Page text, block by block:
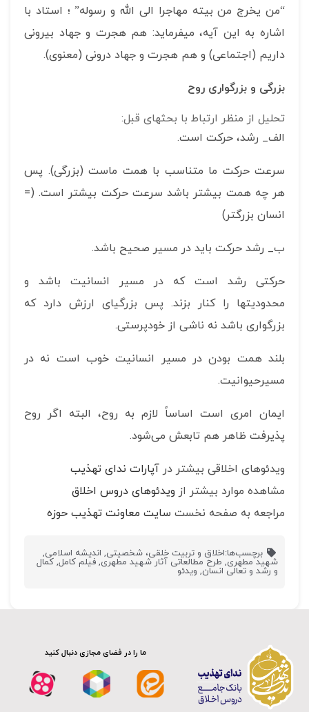
“من یخرج من بیته مهاجرا الی الله و رسوله” ؛ استاد با
اشاره به این آیه، می‎فرماید: هم هجرت و جهاد بیرونی
داریم (اجتماعی) و هم هجرت و جهاد درونی (معنوی).
بزرگی و بزرگواری روح
تحلیل از منظر ارتباط با بحثهای قبل:
الف_ رشد، حرکت است.
سرعت حرکت ما متناسب با همت ماست (بزرگی). پس
هر چه همت بیشتر باشد سرعت حرکت بیشتر است. (=
انسان بزرگتر)
ب_ رشد حرکت باید در مسیر صحیح باشد.
حرکتی رشد است که در مسیر انسانیت باشد و
محدودیتها را کنار بزند. پس بزرگی‎ای ارزش دارد که
بزرگواری باشد نه ناشی از خودپرستی.
بلند همت بودن در مسیر انسانیت خوب است نه در
مسیرحیوانیت.
ایمان امری است اساساً لازم به روح، البته اگر روح
پذیرفت ظاهر هم تابعش می‌شود.
ویدئوهای اخلاقی بیشتر در آپارات ندای تهذیب
مشاهده موارد بیشتر از ویدئوهای دروس اخلاق
مراجعه به صفحه نخست سایت معاونت تهذیب حوزه
برچسب‌ها:اخلاق و تربیت خلقی، شخصیتی, اندیشه اسلامی,
شهید مطهری, طرح مطالعاتی آثار شهید مطهری, فیلم کامل, کمال
و رشد و تعالی انسان, ویدئو
ما را در فضای مجازی دنبال کنید